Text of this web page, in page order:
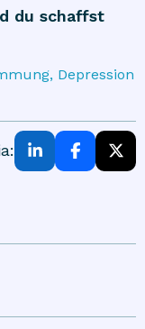
du schaffst
Depression